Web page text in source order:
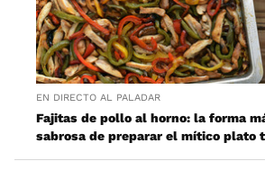
EN DIRECTO AL PALADAR
Fajitas de pollo al horno: la forma
sabrosa de preparar el mítico plato